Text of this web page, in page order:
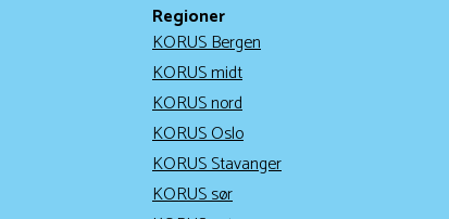
Regioner
KORUS Bergen
KORUS midt
KORUS nord
KORUS Oslo
KORUS Stavanger
KORUS sør